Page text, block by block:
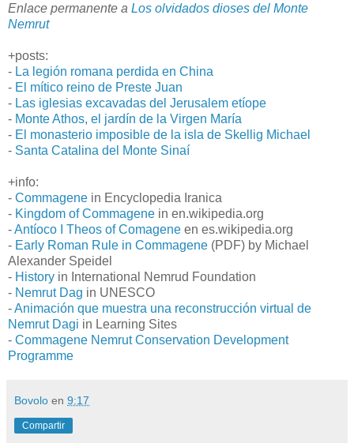
Enlace permanente a Los olvidados dioses del Monte
Nemrut
+posts:
- La legión romana perdida en China
- El mítico reino de Preste Juan
- Las iglesias excavadas del Jerusalem etíope
- Monte Athos, el jardín de la Virgen María
- El monasterio imposible de la isla de Skellig Michael
- Santa Catalina del Monte Sinaí
+info:
- Commagene in Encyclopedia Iranica
- Kingdom of Commagene in en.wikipedia.org
-Antíoco I Theos of Comagene en es.wikipedia.org
- Early Roman Rule in Commagene (PDF) by Michael
Alexander Speidel
- History in International Nemrud Foundation
- Nemrut Dag in UNESCO
-Animación que muestra una reconstrucción virtual de
Nemrut Dagi in Learning Sites
- Commagene Nemrut Conservation Development
Programme
Bovolo en 9:17
Compartir